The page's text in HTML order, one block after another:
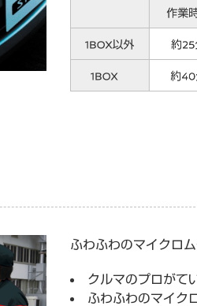
ふわふわのマイクロ
クルマのプロがて
ふわふわのマイク